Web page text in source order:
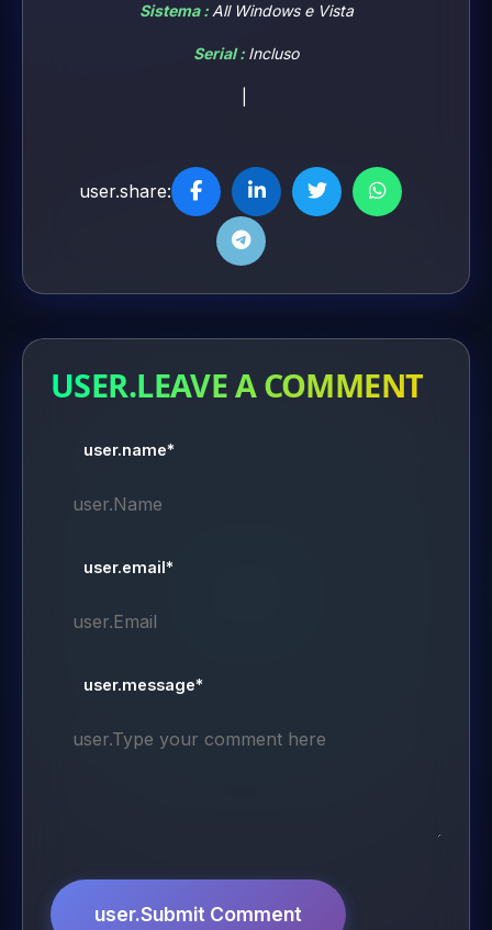
Sistema : All Windows e Vista
Serial : Incluso
user.share:
USER.LEAVE A COMMENT
user.name*
user.email*
user.message*
user.Submit Comment